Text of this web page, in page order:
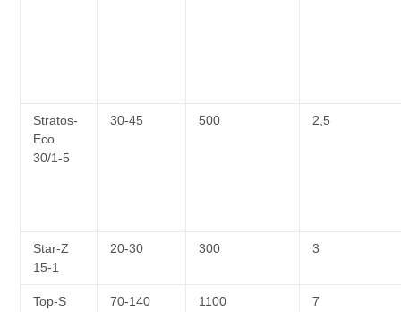
Stratos-
Eco
30/1-5
30-45 500 2,5
Star-Z
15-1
20-30 300 3
Top-S
70-140 1100 7